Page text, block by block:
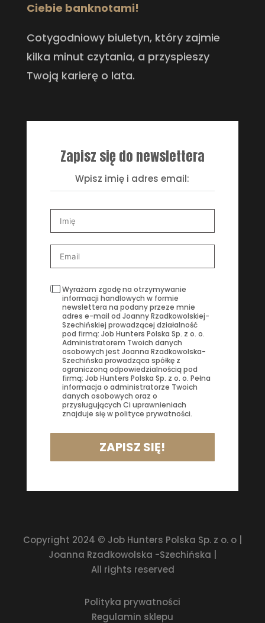
Ciebie banknotami!
Cotygodniowy biuletyn, który zajmie
kilka minut czytania, a przyspieszy
Twoją karierę o lata.
Zapisz się do newslettera
Wpisz imię i adres email:
Wyrażam zgodę na otrzymywanie
informacji handlowych w formie
newslettera na podany przeze mnie
adres e-mail od Joanny Rzadkowolskiej-
Szechińskiej prowadzącej działalność
pod firmą: Job Hunters Polska Sp. z o. o.
Administratorem Twoich danych
osobowych jest Joanna Rzadkowolska-
Szechińska prowadząca spółkę z
ograniczoną odpowiedzialnością pod
firmą: Job Hunters Polska Sp. z o. o. Pełna
informacja o administratorze Twoich
danych osobowych oraz o
przysługujących Ci uprawnieniach
znajduje się w polityce prywatności.
ZAPISZ SIĘ!
Copyright 2024 © Job Hunters Polska Sp. z o. o |
Joanna Rzadkowolska -Szechińska |
All rights reserved
Polityka prywatności
Regulamin sklepu